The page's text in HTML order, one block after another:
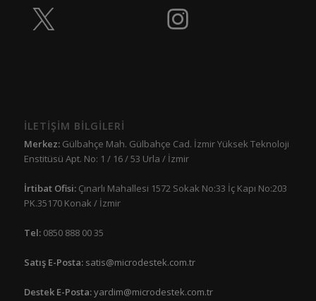
İLETİŞİM BİLGİLERİ
Merkez:Gülbahçe Mah. Gülbahçe Cad. İzmir Yüksek Teknoloji
Enstitüsü Apt. No: 1 / 16 / 53 Urla / İzmir
İrtibat Ofisi: Çınarlı Mahallesi 1572 Sokak No:33 İç Kapı No:203
PK.35170 Konak / İzmir
Tel:0850 888 00 35
Satış E-Posta: satis@microdestek.com.tr
Destek E-Posta:yardim@microdestek.com.tr